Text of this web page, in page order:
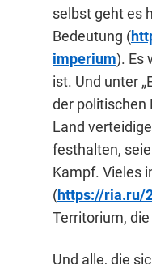
selbst geht es
Bedeutung (
imperium). Es
ist. Und unter
der politischen
Land
festhalten,
Kampf. Vieles
(https://ria.ru/
Territorium,
Und alle, die